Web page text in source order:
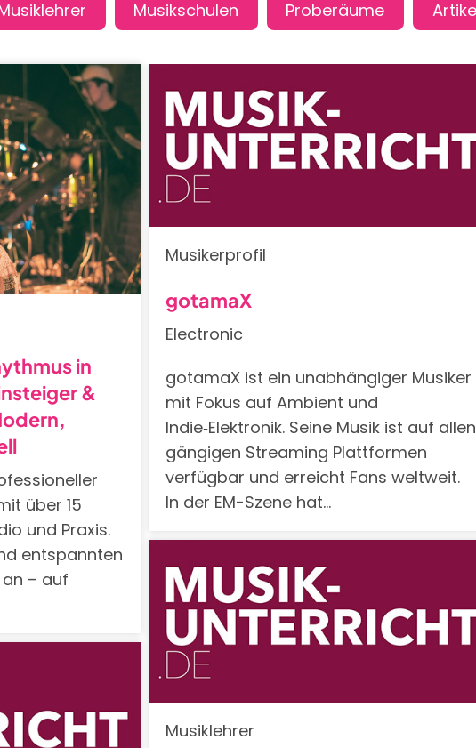
in
&
über 15
und Praxis.
entspannten
– auf
Musikerprofil
gotamaX
Electronic
gotamaX ist ein unabhängiger Musiker
mit Fokus auf Ambient und
Indie‑Elektronik. Seine Musik ist auf allen
gängigen Streaming Plattformen
verfügbar und erreicht Fans weltweit.
In der EM-Szene hat…
Musiklehrer